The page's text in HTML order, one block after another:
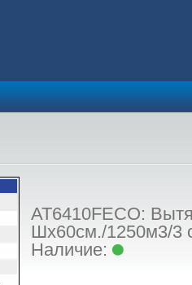
AT6410FECO:
Шx60см./1250м3/3
Наличие: